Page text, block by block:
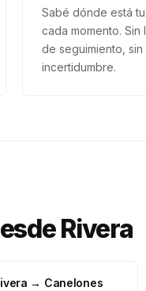
Sabé dónde está
cada momento. Sin
de seguimiento, sin
incertidumbre.
Rivera
→ Canelones